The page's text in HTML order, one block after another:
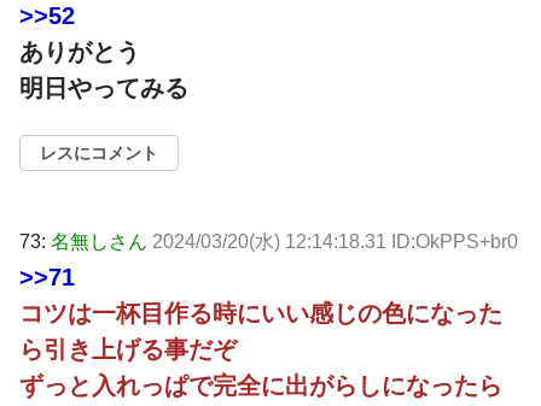
>>52
ありがとう
明日やってみる
レスにコメント
73: 名無しさん 2024/03/20(水) 12:14:18.31 ID:OkPPS+br0
>>71
コツは一杯目作る時にいい感じの色になった
ら引き上げる事だぞ
ずっと入れっぱで完全に出がらしになったら